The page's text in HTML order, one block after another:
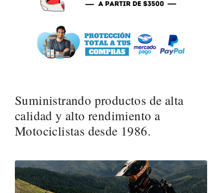
Suministrando productos de alta
calidad y alto rendimiento a
Motociclistas desde 1986.